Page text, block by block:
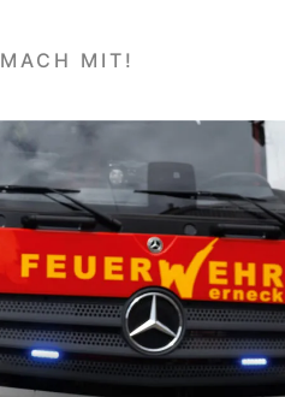
MACH MIT!